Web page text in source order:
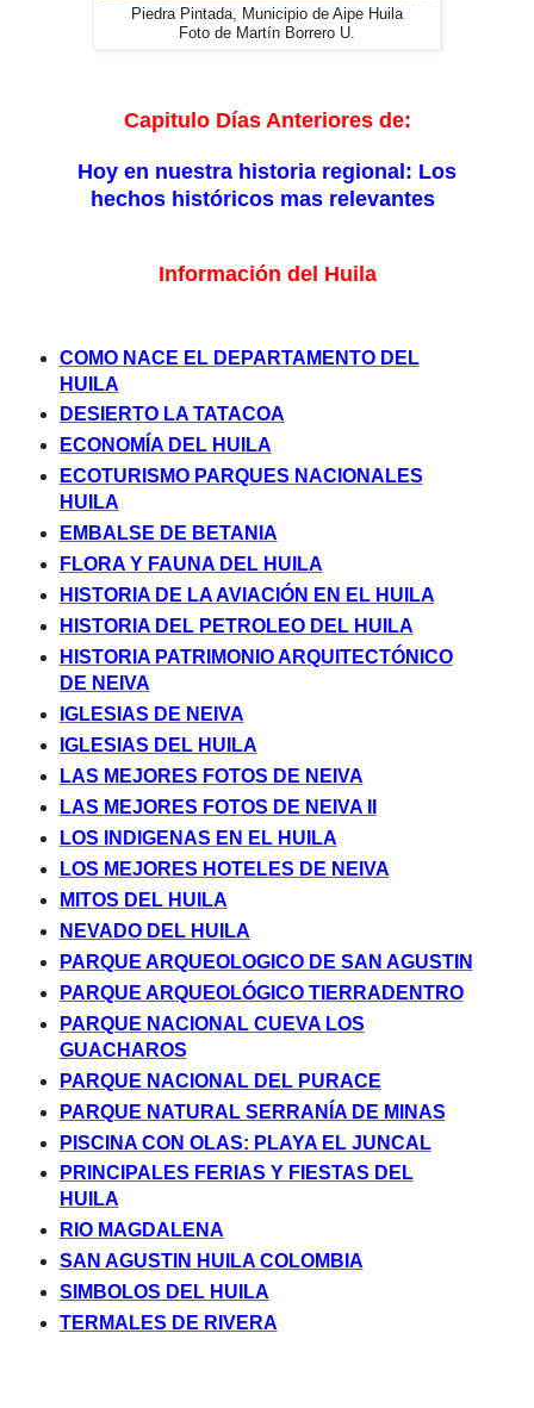
Piedra Pintada, Municipio de Aipe Huila
Foto de Martín Borrero U.
Capitulo Días Anteriores de:
Hoy en nuestra historia regional: Los
hechos históricos mas relevantes
Información del Huila
COMO NACE EL DEPARTAMENTO DEL
HUILA
DESIERTO LA TATACOA
ECONOMÍA DEL HUILA
ECOTURISMO PARQUES NACIONALES
HUILA
EMBALSE DE BETANIA
FLORA Y FAUNA DEL HUILA
HISTORIA DE LA AVIACIÓN EN EL HUILA
HISTORIA DEL PETROLEO DEL HUILA
HISTORIA PATRIMONIO ARQUITECTÓNICO
DE NEIVA
IGLESIAS DE NEIVA
IGLESIAS DEL HUILA
LAS MEJORES FOTOS DE NEIVA
LAS MEJORES FOTOS DE NEIVA II
LOS INDIGENAS EN EL HUILA
LOS MEJORES HOTELES DE NEIVA
MITOS DEL HUILA
NEVADO DEL HUILA
PARQUE ARQUEOLOGICO DE SAN AGUSTIN
PARQUE ARQUEOLÓGICO TIERRADENTRO
PARQUE NACIONAL CUEVA LOS
GUACHAROS
PARQUE NACIONAL DEL PURACE
PARQUE NATURAL SERRANÍA DE MINAS
PISCINA CON OLAS: PLAYA EL JUNCAL
PRINCIPALES FERIAS Y FIESTAS DEL
HUILA
RIO MAGDALENA
SAN AGUSTIN HUILA COLOMBIA
SIMBOLOS DEL HUILA
TERMALES DE RIVERA